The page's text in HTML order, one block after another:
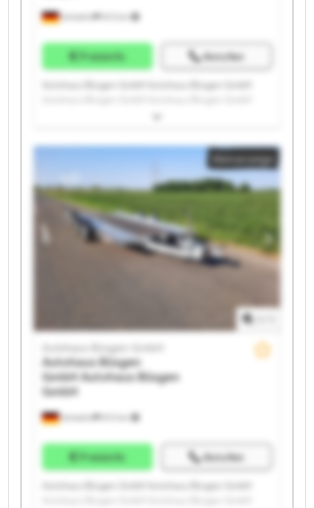
Schwelm
Preisinfo Anrufen
Autohaus Büsgen GmbH Autohaus Büsgen GmbH
Autohaus Büsgen GmbH Autohaus Büsgen GmbH
Autohaus Büsgen GmbH Autohaus Büsgen GmbH
Autohaus Büsgen GmbH Autohaus Büsgen GmbH
Autohaus Büsgen GmbH Autohaus Büsgen GmbH
Autohaus Büsgen GmbH Autohaus Büsgen GmbH
Autohaus Büsgen GmbH Autohaus Büsgen GmbH
Autohaus Büsgen GmbH Autohaus Büsgen GmbH
Kleinanzeige
Schwelm
Autohaus Büsgen GmbH
Autohaus Büsgen
GmbHAutohaus Büsgen
GmbH
Preisinfo Anrufen
Autohaus Büsgen GmbH Autohaus Büsgen GmbH